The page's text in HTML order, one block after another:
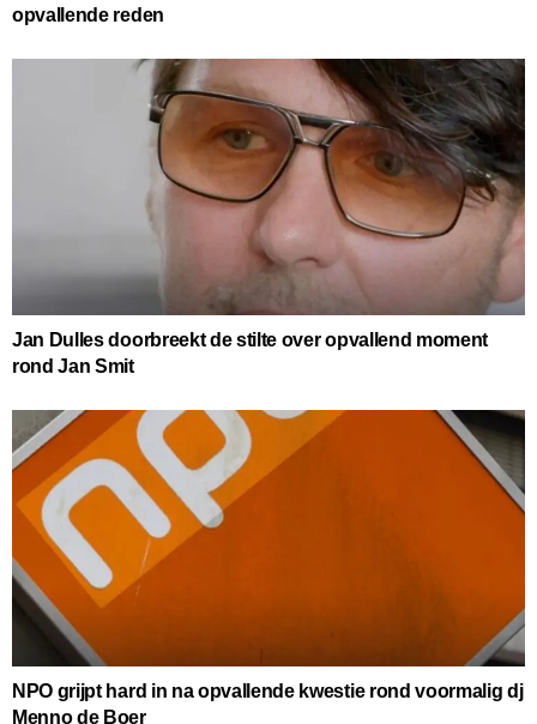
opvallende reden
Jan Dulles doorbreekt de stilte over opvallend moment
rond Jan Smit
NPO grijpt hard in na opvallende kwestie rond voormalig dj
Menno de Boer